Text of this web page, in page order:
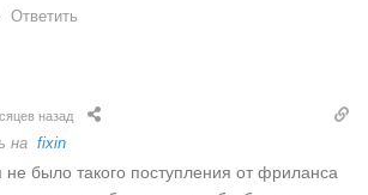
Ответить
назад
на fixin
не было такого поступления от фриланса